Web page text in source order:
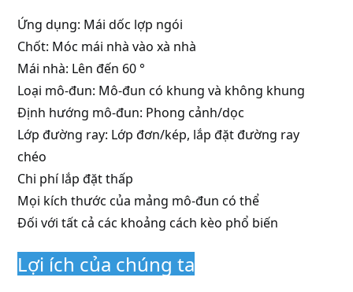
Ứng dụng: Mái dốc lợp ngói
Chốt: Móc mái nhà vào xà nhà
Mái nhà: Lên đến 60 °
Loại mô-đun: Mô-đun có khung và không khung
Định hướng mô-đun: Phong cảnh/dọc
Lớp đường ray: Lớp đơn/kép, lắp đặt đường ray
chéo
Chi phí lắp đặt thấp
Mọi kích thước của mảng mô-đun có thể
Đối với tất cả các khoảng cách kèo phổ biến
Lợi ích của chúng ta